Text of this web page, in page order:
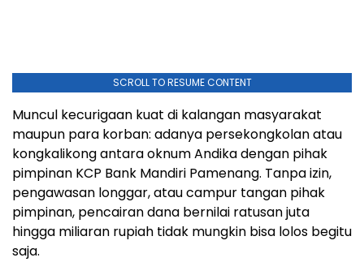
SCROLL TO RESUME CONTENT
Muncul kecurigaan kuat di kalangan masyarakat
maupun para korban: adanya persekongkolan atau
kongkalikong antara oknum Andika dengan pihak
pimpinan KCP Bank Mandiri Pamenang. Tanpa izin,
pengawasan longgar, atau campur tangan pihak
pimpinan, pencairan dana bernilai ratusan juta
hingga miliaran rupiah tidak mungkin bisa lolos begitu
saja.